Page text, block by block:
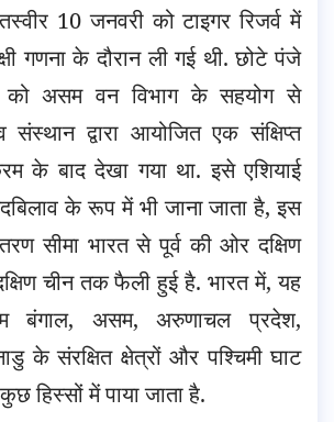
10 जनवरी को टाइगर रिजर्व में
गणना के दौरान ली गई थी. छोटे पंजे
को असम वन विभाग के सहयोग से
संस्थान द्वारा आयोजित एक संक्षिप्त
के बाद देखा गया था. इसे एशियाई
के रूप में भी जाना जाता है, इस
सीमा भारत से पूर्व की ओर दक्षिण
चीन तक फैली हुई है. भारत में, यह
बंगाल, असम, अरुणाचल प्रदेश,
के संरक्षित क्षेत्रों और पश्चिमी घाट
हिस्सों में पाया जाता है.